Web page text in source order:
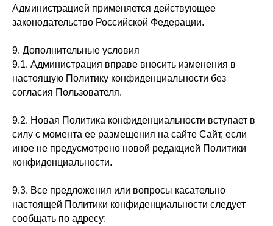
Администрацией применяется действующее
законодательство Российской Федерации.
9. Дополнительные условия
9.1. Администрация вправе вносить изменения в
настоящую Политику конфиденциальности без
согласия Пользователя.
9.2. Новая Политика конфиденциальности вступает в
силу с момента ее размещения на сайте Сайт, если
иное не предусмотрено новой редакцией Политики
конфиденциальности.
9.3. Все предложения или вопросы касательно
настоящей Политики конфиденциальности следует
сообщать по адресу: